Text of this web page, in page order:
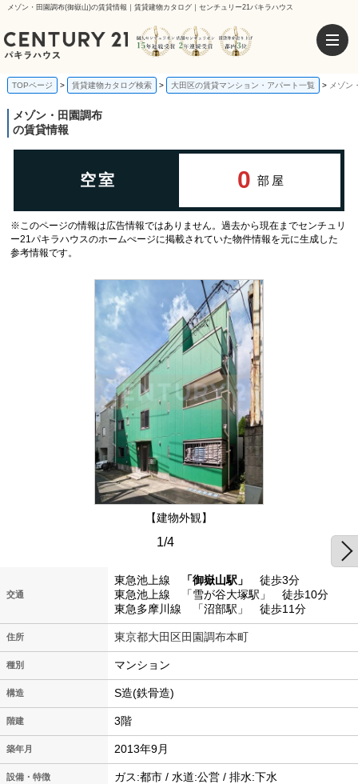
メゾン・田園調布(御嶽山)の賃貸情報｜賃貸建物カタログ｜センチュリー21パキラハウス
TOPページ 賃貸建物カタログ検索 大田区の賃貸マンション・アパート一覧 メゾン
メゾン・田園調布
の賃貸情報
空室 0 部屋
※このページの情報は広告情報ではありません。過去から現在までセンチュリ
ー21パキラハウスのホームぺージに掲載されていた物件情報を元に生成した
参考情報です。
【建物外観】
1/4
交通
東急池上線 「御嶽山駅」
徒歩3分
東急池上線 「雪が谷大塚駅」 徒歩10分
東急多摩川線 「沼部駅」 徒歩11分
住所 東京都大田区田園調布本町
種別 マンション
構造 S造(鉄骨造)
階建 3階
築年月 2013年9月
設備・特徴 ガス:都市 / 水道:公営 / 排水:下水